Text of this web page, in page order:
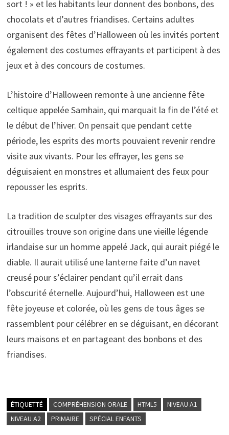
sort ! » et les habitants leur donnent des bonbons, des
chocolats et d’autres friandises. Certains adultes
organisent des fêtes d’Halloween où les invités portent
également des costumes effrayants et participent à des
jeux et à des concours de costumes.
L’histoire d’Halloween remonte à une ancienne fête
celtique appelée Samhain, qui marquait la fin de l’été et
le début de l’hiver. On pensait que pendant cette
période, les esprits des morts pouvaient revenir rendre
visite aux vivants. Pour les effrayer, les gens se
déguisaient en monstres et allumaient des feux pour
repousser les esprits.
La tradition de sculpter des visages effrayants sur des
citrouilles trouve son origine dans une vieille légende
irlandaise sur un homme appelé Jack, qui aurait piégé le
diable. Il aurait utilisé une lanterne faite d’un navet
creusé pour s’éclairer pendant qu’il errait dans
l’obscurité éternelle. Aujourd’hui, Halloween est une
fête joyeuse et colorée, où les gens de tous âges se
rassemblent pour célébrer en se déguisant, en décorant
leurs maisons et en partageant des bonbons et des
friandises.
ÉTIQUETTÉ COMPRÉHENSION ORALE HTML5
NIVEAU A1
NIVEAU A2
PRIMAIRE SPÉCIAL ENFANTS